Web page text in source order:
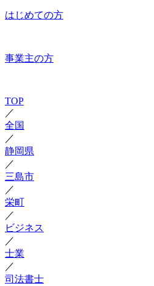
はじめての方
事業主の方
TOP
／
全国
／
静岡県
／
三島市
／
栄町
／
ビジネス
／
士業
／
司法書士